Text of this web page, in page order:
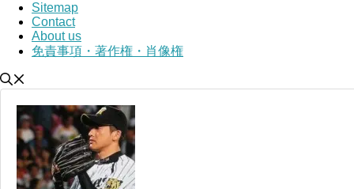
Sitemap
Contact
About us
免責事項・著作権・肖像権